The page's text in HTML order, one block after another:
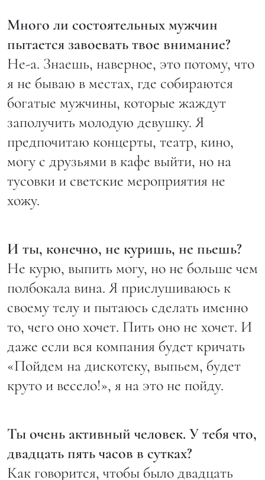
Много ли состоятельных мужчин
пытается завоевать твое внимание?
Не-а. Знаешь, наверное, это потому, что
я не бываю в местах, где собираются
богатые мужчины, которые жаждут
заполучить молодую девушку. Я
предпочитаю концерты, театр, кино,
могу с друзьями в кафе выйти, но на
тусовки и светские мероприятия не
хожу.
И ты, конечно, не куришь, не пьешь?
Не курю, выпить могу, но не больше чем
полбокала вина. Я прислушиваюсь к
своему телу и пытаюсь сделать именно
то, чего оно хочет. Пить оно не хочет. И
даже если вся компания будет кричать
«Пойдем на дискотеку, выпьем, будет
круто и весело!», я на это не пойду.
Ты очень активный человек. У тебя что,
двадцать пять часов в сутках?
Как говорится, чтобы было двадцать